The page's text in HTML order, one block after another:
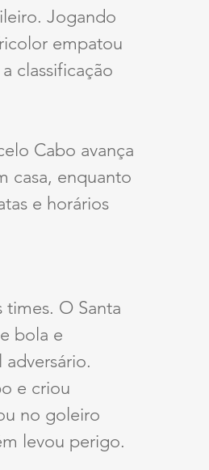
Jogando
empatou
classificação
Cabo avança
casa, enquanto
e horários
O Santa
bola e
e criou
no goleiro
levou perigo.